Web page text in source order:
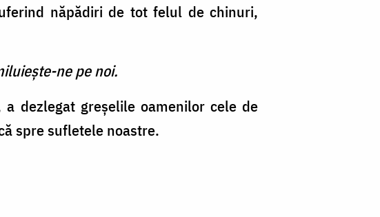
năpădiri de tot felul de chinuri,
ne pe noi.
dezlegat greşelile oamenilor cele de
spre sufletele noastre.